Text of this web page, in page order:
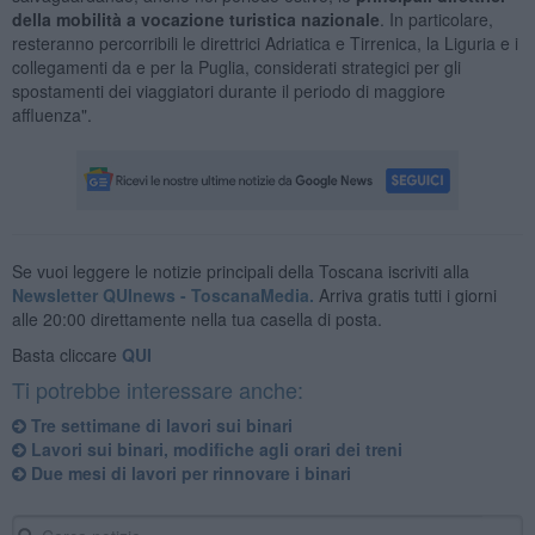
della mobilità a vocazione turistica nazionale . In particolare,
resteranno percorribili le direttrici Adriatica e Tirrenica, la Liguria e i
collegamenti da e per la Puglia, considerati strategici per gli
spostamenti dei viaggiatori durante il periodo di maggiore
affluenza".
Se vuoi leggere le notizie principali della Toscana iscriviti alla
Newsletter QUInews - ToscanaMedia. Arriva gratis tutti i giorni
alle 20:00 direttamente nella tua casella di posta.
Basta cliccare QUI
Ti potrebbe interessare anche:
Tre settimane di lavori sui binari
Lavori sui binari, modifiche agli orari dei treni
Due mesi di lavori per rinnovare i binari